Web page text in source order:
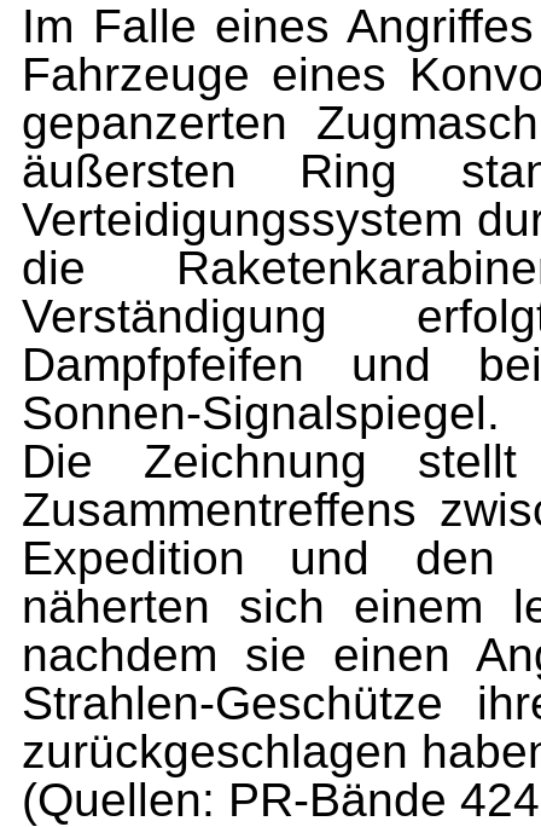
Im Falle eines
Fahr­zeuge eines
gepanzerten
äußersten Ring
Verteidigungssystem
die
Verständigung
Dampfpfeifen und
Sonnen-Signalspiegel.
Die Zeichnung
Zusammentreffens
Expedition und den
näherten sich einem
nachdem sie einen
Strahlen-Geschütze
zurückge­schlagen
(Quellen: PR-Bände